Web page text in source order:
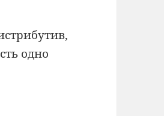
одно